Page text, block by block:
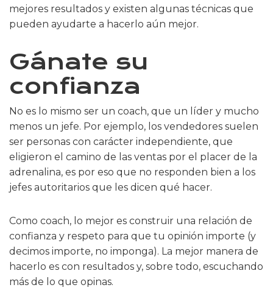
mejores resultados y existen algunas técnicas que
pueden ayudarte a hacerlo aún mejor.
Gánate su
confianza
No es lo mismo ser un coach, que un líder y mucho
menos un jefe. Por ejemplo, los vendedores suelen
ser personas con carácter independiente, que
eligieron el camino de las ventas por el placer de la
adrenalina, es por eso que no responden bien a los
jefes autoritarios que les dicen qué hacer.
Como coach, lo mejor es construir una relación de
confianza y respeto para que tu opinión importe (y
decimos importe, no imponga). La mejor manera de
hacerlo es con resultados y, sobre todo, escuchando
más de lo que opinas.